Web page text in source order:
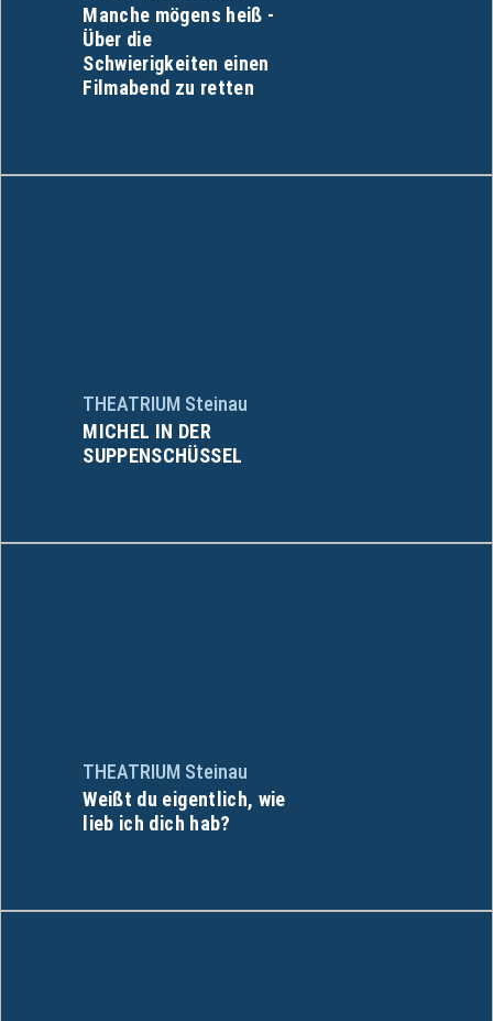
Manche mögens heiß -
Über die
Schwierigkeiten einen
Filmabend zu retten
THEATRIUM Steinau
MICHEL IN DER
SUPPENSCHÜSSEL
THEATRIUM Steinau
Weißt du eigentlich, wie
lieb ich dich hab?